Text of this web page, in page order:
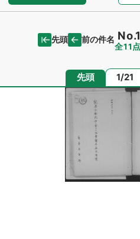
先頭 前の件名
全11
先頭 ページ